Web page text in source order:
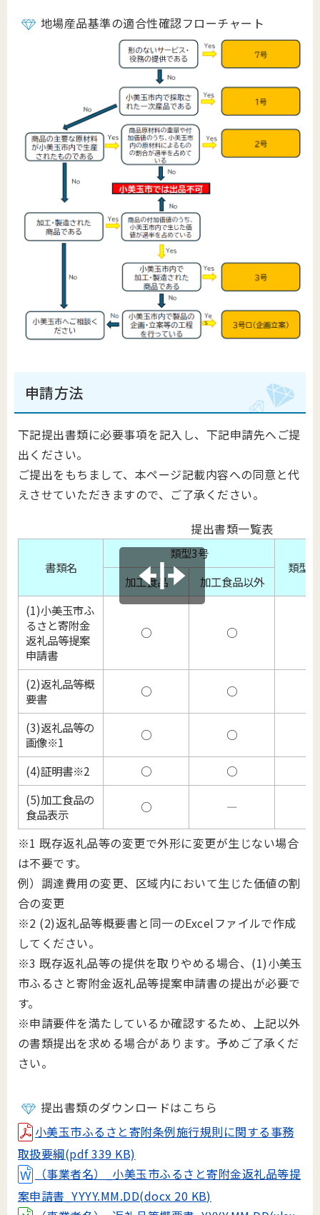
地場産品基準の適合性確認フローチャート
申請方法
下記提出書類に必要事項を記入し、下記申請先へご提
出ください。
ご提出をもちまして、本ページ記載内容への同意と代
えさせていただきますので、ご了承ください。
提出書類一覧表
書類名
類型3号
類型3
加工食品
加工食品以外
(1)小美玉市ふ
るさと寄附金
返礼品等提案
申請書
○ ○
(2)返礼品等概
要書
○ ○
(3)返礼品等の
画像※1
○ ○
(4)証明書※2 ○ ○
(5)加工食品の
食品表示
○ ―
※1 既存返礼品等の変更で外形に変更が生じない場合
は不要です。
例）調達費用の変更、区域内において生じた価値の割
合の変更
※2 (2)返礼品等概要書と同一のExcelファイルで作成
してください。
※3 既存返礼品等の提供を取りやめる場合、(1)小美玉
市ふるさと寄附金返礼品等提案申請書の提出が必要で
す。
※申請要件を満たしているか確認するため、上記以外
の書類提出を求める場合があります。予めご了承くだ
さい。
提出書類のダウンロードはこちら
小美玉市ふるさと寄附条例施行規則に関する事務
取扱要綱(pdf 339 KB)
（事業者名）_小美玉市ふるさと寄附金返礼品等提
案申請書_YYYY.MM.DD(docx 20 KB)